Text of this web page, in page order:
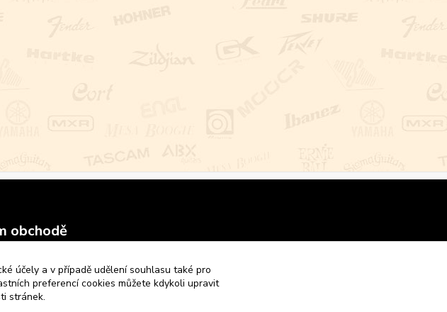
obchodě
účely a v případě udělení souhlasu také pro
preferencí cookies můžete kdykoli upravit
stránek.